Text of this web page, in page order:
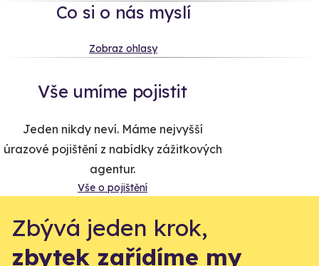
Co si o nás myslí
Zobraz ohlasy
Vše umíme pojistit
Jeden nikdy neví. Máme nejvyšší
úrazové pojištění z nabídky zážitkových
agentur.
Vše o pojištění
Zbývá jeden krok,
zbytek zařídíme my